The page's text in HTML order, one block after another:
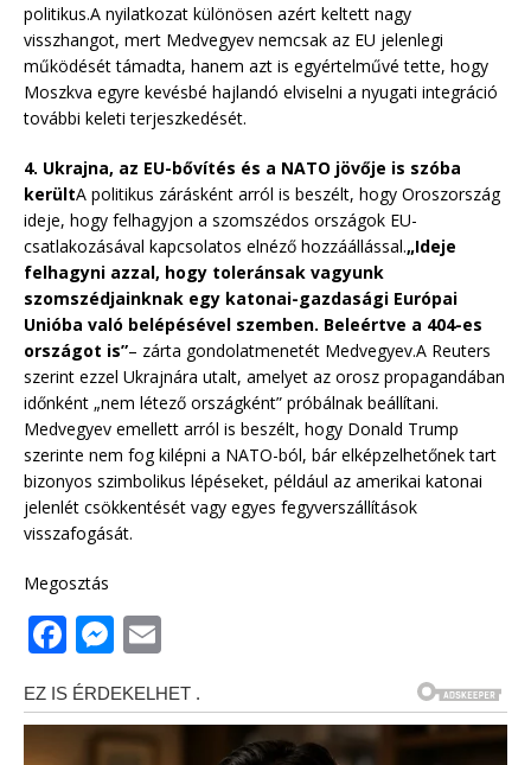
politikus.A nyilatkozat különösen azért keltett nagy
visszhangot, mert Medvegyev nemcsak az EU jelenlegi
működését támadta, hanem azt is egyértelművé tette, hogy
Moszkva egyre kevésbé hajlandó elviselni a nyugati integráció
további keleti terjeszkedését.
4. Ukrajna, az EU-bővítés és a NATO jövője is szóba
kerültA politikus zárásként arról is beszélt, hogy Oroszország
ideje, hogy felhagyjon a szomszédos országok EU-
csatlakozásával kapcsolatos elnéző hozzáállással.„Ideje
felhagyni azzal, hogy toleránsak vagyunk
szomszédjainknak egy katonai-gazdasági Európai
Unióba való belépésével szemben. Beleértve a 404-es
országot is”– zárta gondolatmenetét Medvegyev.A Reuters
szerint ezzel Ukrajnára utalt, amelyet az orosz propagandában
időnként „nem létező országként” próbálnak beállítani.
Medvegyev emellett arról is beszélt, hogy Donald Trump
szerinte nem fog kilépni a NATO-ból, bár elképzelhetőnek tart
bizonyos szimbolikus lépéseket, például az amerikai katonai
jelenlét csökkentését vagy egyes fegyverszállítások
visszafogását.
Megosztás
F
a
c
e
M
ss
e
ai